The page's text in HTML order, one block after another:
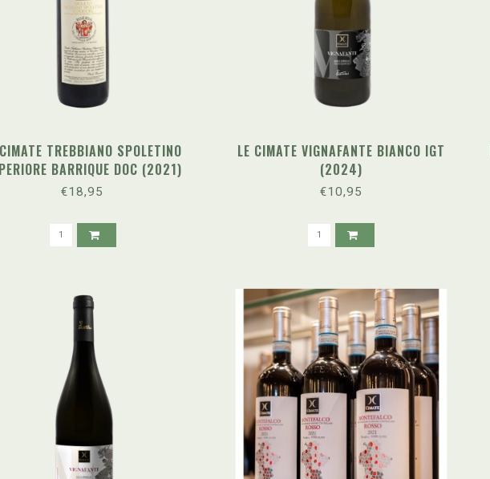
TREBBIANO SPOLETINO
BARRIQUE DOC (2021)
€18,95
LE CIMATE VIGNAFANTE BIANCO IGT
(2024)
€10,95